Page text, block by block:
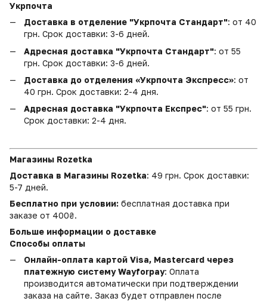
Укрпочта
Доставка в отделение "Укрпочта Стандарт": от 40
грн. Срок доставки: 3-6 дней.
Адресная доставка "Укрпочта Стандарт": от 55
грн. Срок доставки: 3-6 дней.
Доставка до отделения «Укрпочта Экспресс»: от
40 грн. Срок доставки: 2-4 дня.
Адресная доставка "Укрпочта Експрес": от 55 грн.
Срок доставки: 2-4 дня.
Магазины Rozetka
Доставка в Магазины Rozetka: 49 грн. Срок доставки:
5-7 дней.
Бесплатно при условии: бесплатная доставка при
заказе от 400₴.
Больше информации о доставке
Способы оплаты
Онлайн-оплата картой Visa, Mastercard через
платежную систему Wayforpay: Оплата
производится автоматически при подтверждении
заказа на сайте. Заказ будет отправлен после